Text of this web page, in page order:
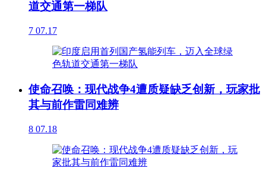
道交通第一梯队
7 07.17
使命召唤：现代战争4遭质疑缺乏创新，玩家批
其与前作雷同难辨
8 07.18